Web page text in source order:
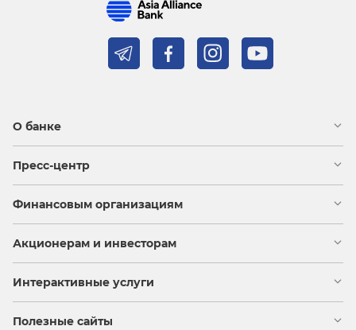
О банке
Пресс-центр
Финансовым организациям
Акционерам и инвесторам
Интерактивные услуги
Полезные сайты